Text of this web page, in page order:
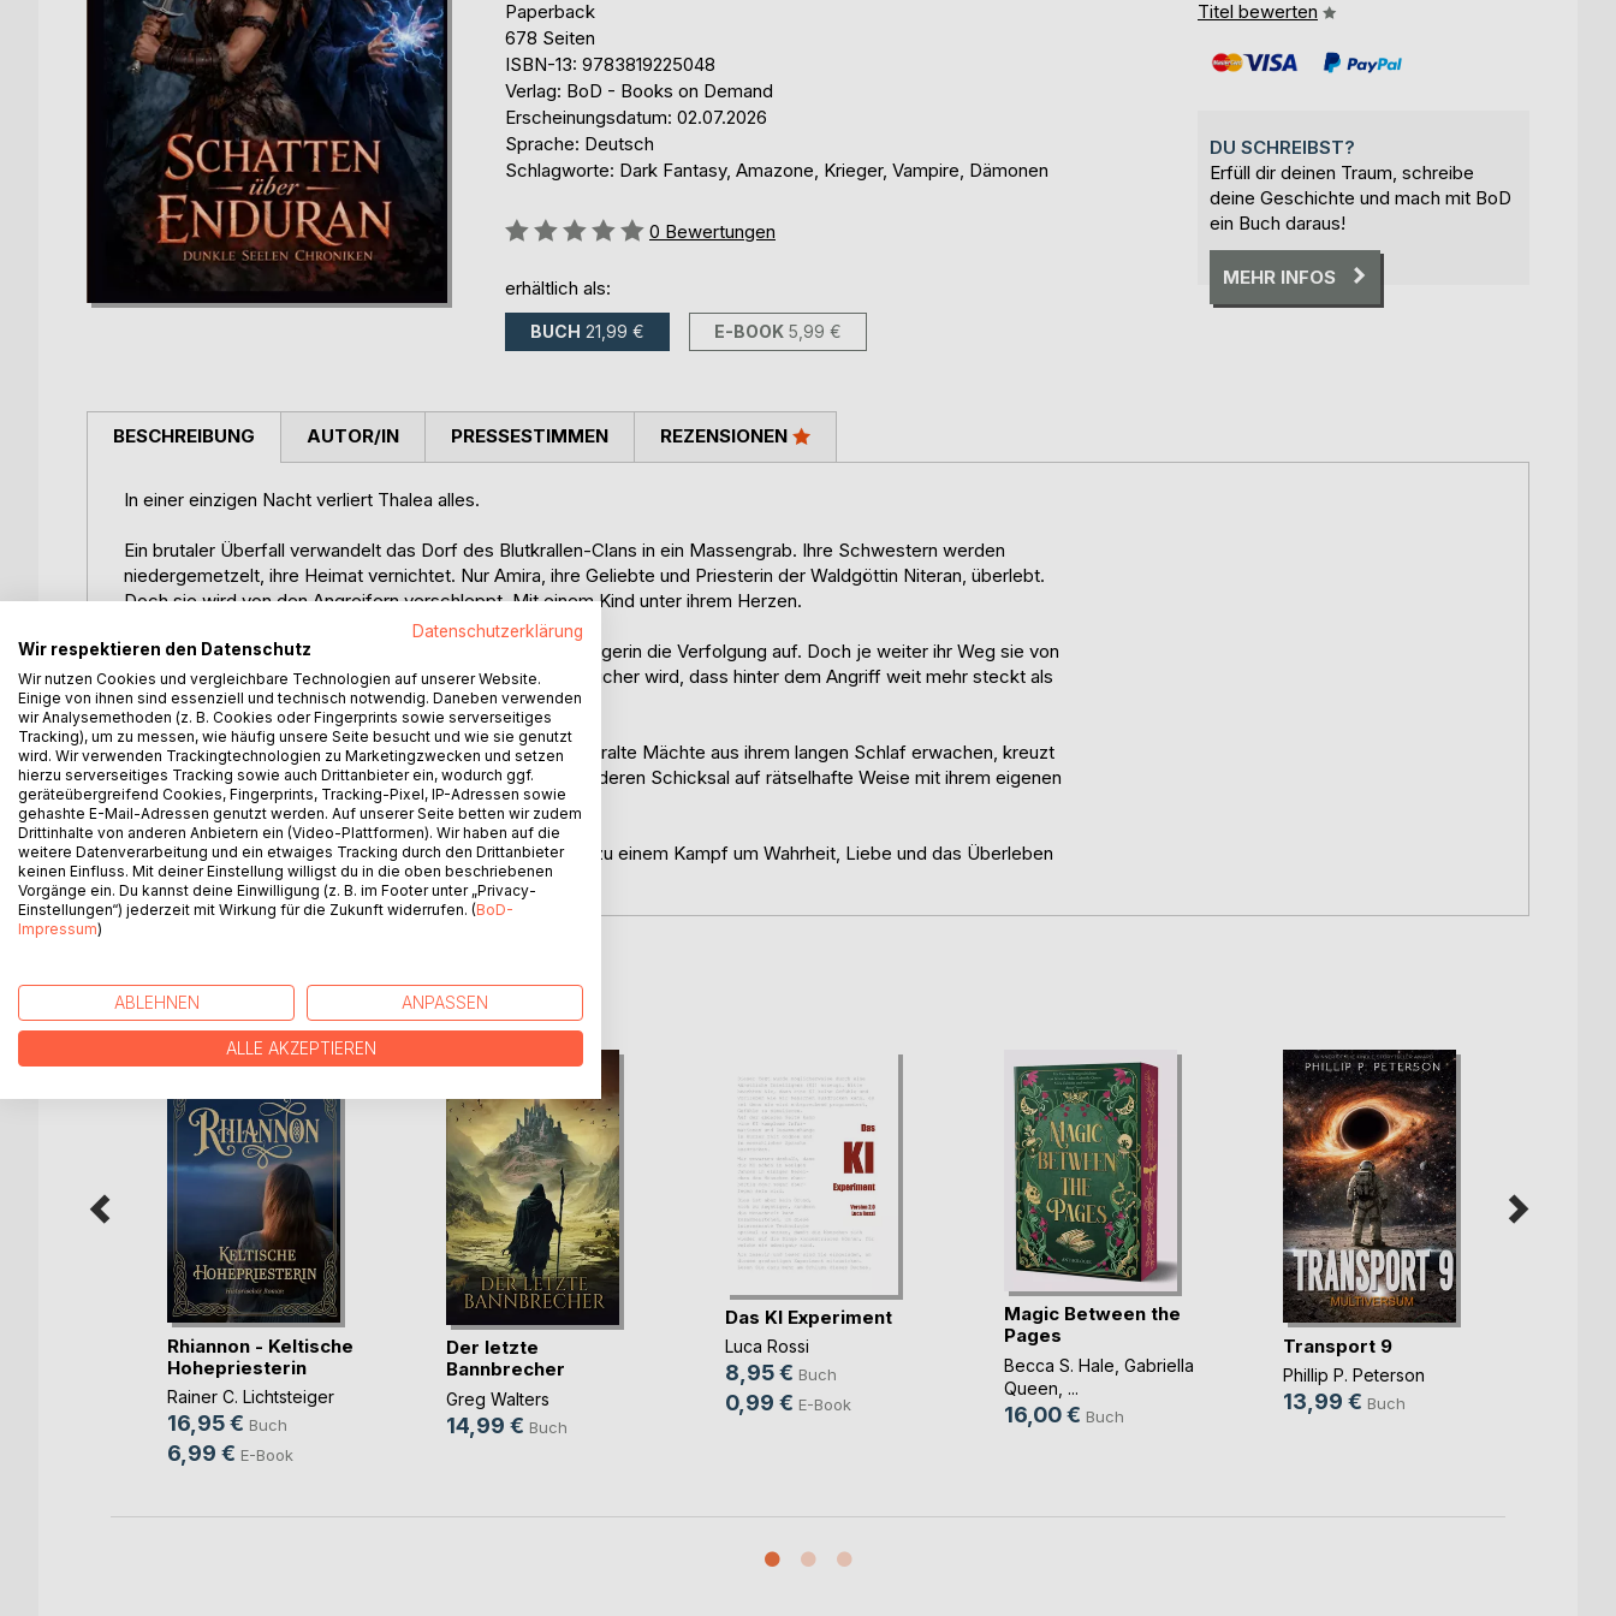
Paperback
678 Seiten
ISBN-13: 9783819225048
Verlag: BoD - Books on Demand
Erscheinungsdatum: 02.07.2026
Sprache: Deutsch
Schlagworte: Dark Fantasy, Amazone, Krieger, Vampire, Dämonen
Bewertung::
0 Bewertungen
erhältlich als:
BUCH 21,99 € E-BOOK 5,99 €
Titel bewerten
DU SCHREIBST?
Erfüll dir deinen Traum, schreibe
deine Geschichte und mach mit BoD
ein Buch daraus!
MEHR INFOS
BESCHREIBUNG
In einer einzigen Nacht verliert Thalea alles.
Ein brutaler Überfall verwandelt das Dorf des Blutkrallen-Clans in ein Massengrab. Ihre Schwestern werden
niedergemetzelt, ihre Heimat vernichtet. Nur Amira, ihre Geliebte und Priesterin der Waldgöttin Niteran, überlebt.
Doch sie wird von den Angreifern verschleppt. Mit einem Kind unter ihrem Herzen.
Von Verzweiflung und Rachsucht getrieben nimmt die Kriegerin die Verfolgung auf. Doch je weiter ihr Weg sie von
den rauchenden Ruinen ihrer Heimat fortführt, desto deutlicher wird, dass hinter dem Angriff weit mehr steckt als
blinde Gewalt.
Während das Licht der Götter zu schwinden beginnt und uralte Mächte aus ihrem langen Schlaf erwachen, kreuzt
die geheimnisvolle Magierin Sorana ihren Weg. Eine Frau, deren Schicksal auf rätselhafte Weise mit ihrem eigenen
verbunden ist.
Was als Suche nach Vergeltung beginnt, wird schon bald zu einem Kampf um Wahrheit, Liebe und das Überleben
einer Welt am Rande des Untergangs.
AUTOR/IN PRESSESTIMMEN REZENSIONEN
WEITERE TITEL BEIBoD
Rhiannon - Keltische
Hohepriesterin
Rainer C. Lichtsteiger
16,95 € Buch
6,99 € E-Book
Der letzte
Bannbrecher
Greg Walters
14,99 € Buch
Das KI Experiment
Luca Rossi
8,95 € Buch
0,99 € E-Book
Magic Between the
Pages
Becca S. Hale Gabriella
Queen , ...
16,00 € Buch
Transport 9
Phillip P. Peterson
13,99 € Buch
Datenschutzerklärung
Wir respektieren den Datenschutz
Wir nutzen Cookies und vergleichbare Technologien auf unserer Website.
Einige von ihnen sind essenziell und technisch notwendig. Daneben verwenden
wir Analysemethoden (z. B. Cookies oder Fingerprints sowie serverseitiges
Tracking), um zu messen, wie häufig unsere Seite besucht und wie sie genutzt
wird. Wir verwenden Trackingtechnologien zu Marketingzwecken und setzen
hierzu serverseitiges Tracking sowie auch Drittanbieter ein, wodurch ggf.
geräteübergreifend Cookies, Fingerprints, Tracking-Pixel, IP-Adressen sowie
gehashte E-Mail-Adressen genutzt werden. Auf unserer Seite betten wir zudem
Drittinhalte von anderen Anbietern ein (Video-Plattformen). Wir haben auf die
weitere Datenverarbeitung und ein etwaiges Tracking durch den Drittanbieter
keinen Einfluss. Mit deiner Einstellung willigst du in die oben beschriebenen
Vorgänge ein. Du kannst deine Einwilligung (z. B. im Footer unter „Privacy-
Einstellungen“) jederzeit mit Wirkung für die Zukunft widerrufen. (BoD-
Impressum)
ABLEHNEN ANPASSEN
ALLE AKZEPTIEREN